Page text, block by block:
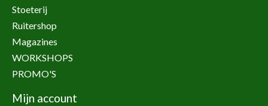
Stoeterij
Ruitershop
Magazines
WORKSHOPS
PROMO'S
Mijn account